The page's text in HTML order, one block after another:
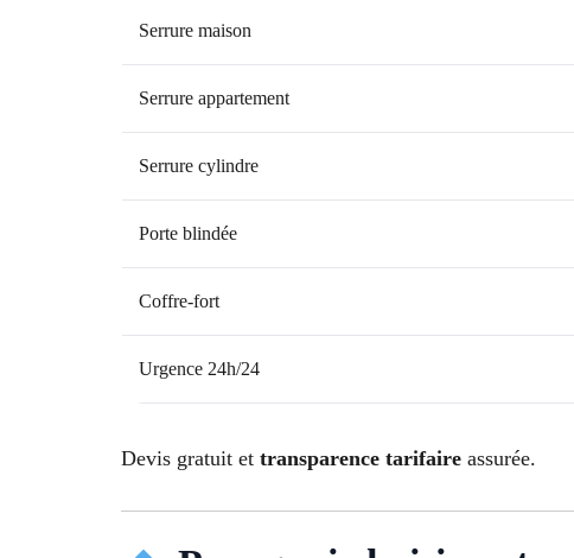
Serrure maison
Serrure appartement
Serrure cylindre
Porte blindée
Coffre-fort
Urgence 24h/24
Devis gratuit et transparence tarifaire assurée.